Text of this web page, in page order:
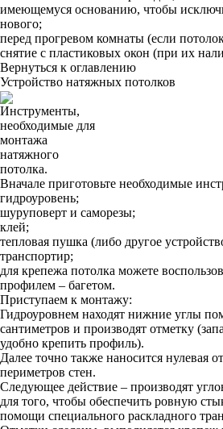
имеющемуся основанию, чтобы
нового;
перед прогревом комнаты (если
снятие с пластиковых окон (при их
Вернуться к оглавлению
Устройство натяжных потолков
Инструменты,
необходимые для
монтажа
натяжного
потолка.
Вначале приготовьте необходимые
гидроуровень;
шуруповерт и саморезы;
клей;
тепловая пушка (либо другое
транспортир;
для крепежа потолка можете
профилем – багетом.
Приступаем к монтажу:
Гидроуровнем находят нижние углы
сантиметров и производят отметку
удобно крепить профиль).
Далее точно также наносится нулевая
периметров стен.
Следующее действие – производят
для того, чтобы обеспечить ровную
помощи специального раскладного